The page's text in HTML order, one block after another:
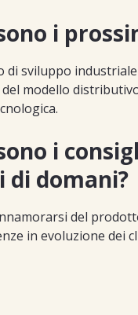
i
di sviluppo
modello
i
domani?
del
in evoluzione dei